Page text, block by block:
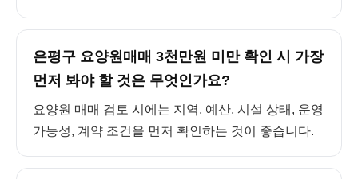
은평구 요양원매매 3천만원 미만 확인 시 가장
먼저 봐야 할 것은 무엇인가요?
요양원 매매 검토 시에는 지역, 예산, 시설 상태, 운영
가능성, 계약 조건을 먼저 확인하는 것이 좋습니다.